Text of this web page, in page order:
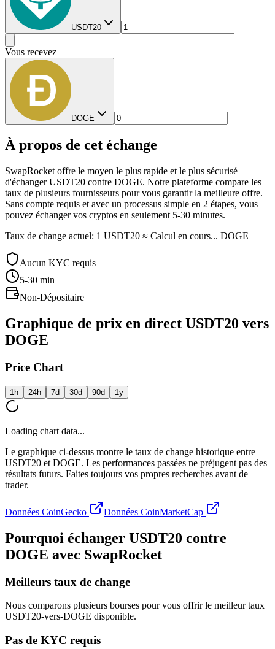
USDT20
Vous recevez
DOGE
À propos de cet échange
SwapRocket offre le moyen le plus rapide et le plus sécurisé
d'échanger USDT20 contre DOGE. Notre plateforme compare les
taux de plusieurs fournisseurs pour vous garantir la meilleure offre.
Sans compte requis et avec un processus simple en 2 étapes, vous
pouvez échanger vos cryptos en seulement 5-30 minutes.
Taux de change actuel: 1 USDT20 ≈ Calcul en cours... DOGE
Aucun KYC requis
5-30 min
Non-Dépositaire
Graphique de prix en direct USDT20 vers
DOGE
Price Chart
1h 24h 7d 30d 90d 1y
Loading chart data...
Le graphique ci-dessus montre le taux de change historique entre
USDT20 et DOGE. Les performances passées ne préjugent pas des
résultats futurs. Faites toujours vos propres recherches avant de
trader.
Données CoinGecko Données CoinMarketCap
Pourquoi échanger USDT20 contre
DOGE avec SwapRocket
Meilleurs taux de change
Nous comparons plusieurs bourses pour vous offrir le meilleur taux
USDT20-vers-DOGE disponible.
Pas de KYC requis